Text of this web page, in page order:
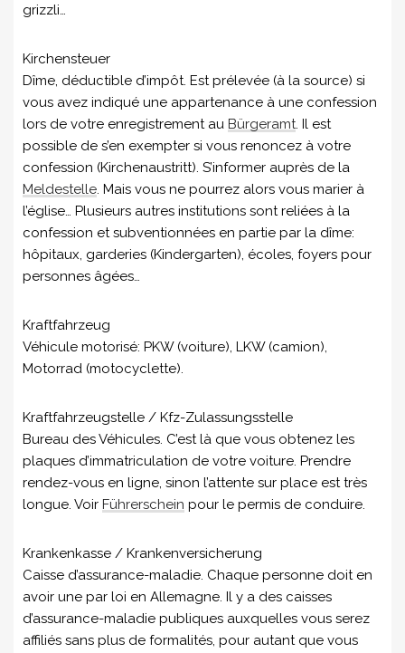
grizzli…
Kirchensteuer
Dîme, déductible d’impôt. Est prélevée (à la source) si
vous avez indiqué une appartenance à une confession
lors de votre enregistrement au Bürgeramt. Il est
possible de s’en exempter si vous renoncez à votre
confession (Kirchenaustritt). S’informer auprès de la
Meldestelle. Mais vous ne pourrez alors vous marier à
l’église… Plusieurs autres institutions sont reliées à la
confession et subventionnées en partie par la dîme:
hôpitaux, garderies (Kindergarten), écoles, foyers pour
personnes âgées…
Kraftfahrzeug
Véhicule motorisé: PKW (voiture), LKW (camion),
Motorrad (motocyclette).
Kraftfahrzeugstelle / Kfz-Zulassungsstelle
Bureau des Véhicules. C’est là que vous obtenez les
plaques d’immatriculation de votre voiture. Prendre
rendez-vous en ligne, sinon l’attente sur place est très
longue. Voir Führerschein pour le permis de conduire.
Krankenkasse / Krankenversicherung
Caisse d’assurance-maladie. Chaque personne doit en
avoir une par loi en Allemagne. Il y a des caisses
d’assurance-maladie publiques auxquelles vous serez
affiliés sans plus de formalités, pour autant que vous